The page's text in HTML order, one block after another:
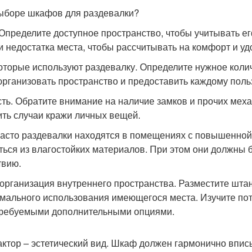
шкафов для раздевалки?
доступное пространство, чтобы учитывать
недостатка места, чтобы рассчитывать на комфорт и
используют раздевалку. Определите нужное
пространство и предоставить каждому
Обратите внимание на наличие замков и прочих
случаи кражи личных вещей.
раздевалки находятся в помещениях с
из влагостойких материалов. При этом они должны
внутреннего пространства. Разместите
использования имеющегося места. Изучите
дополнительными опциями.
– эстетический вид. Шкаф должен гармонично